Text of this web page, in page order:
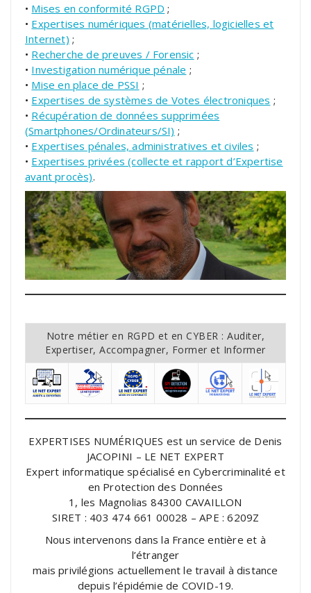
• Mises en conformité RGPD ;
• Expertises numériques (matérielles, logicielles et
Internet) ;
• Recherche de preuves / Forensic ;
• Investigation numérique pénale ;
• Mise en place de PSSI ;
• Expertises de systèmes de Votes électroniques ;
• Récupération de données supprimées
(Smartphones/Ordinateurs/SI) ;
• Expertises pénales, administratives et civiles ;
• Expertises privées (collecte et rapport d’Expertise
avant procès).
Notre métier en RGPD et en CYBER : Auditer,
Expertiser, Accompagner, Former et Informer
EXPERTISES NUMÉRIQUES est un service de Denis
JACOPINI – LE NET EXPERT
Expert informatique spécialisé en Cybercriminalité et
en Protection des Données
1, les Magnolias 84300 CAVAILLON
SIRET : 403 474 661 00028 – APE : 6209Z
Nous intervenons dans la France entière et à
l’étranger
mais privilégions actuellement le travail à distance
depuis l’épidémie de COVID-19.